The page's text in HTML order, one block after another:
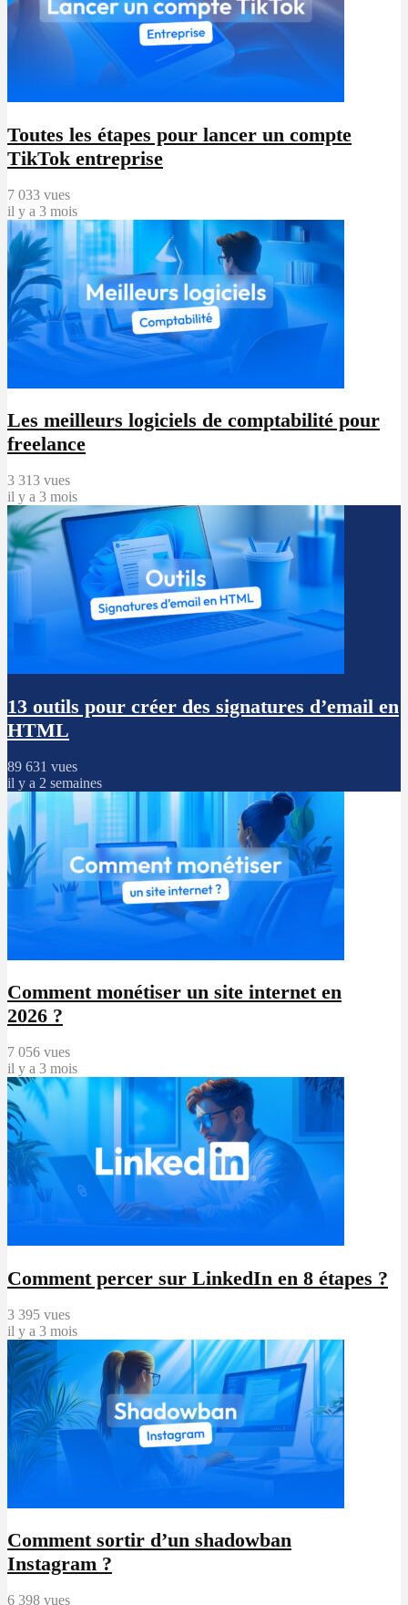
Toutes les étapes pour lancer un compte
TikTok entreprise
7 033 vues
il y a 3 mois
Les meilleurs logiciels de comptabilité pour
freelance
3 313 vues
il y a 3 mois
13 outils pour créer des signatures d’email en
HTML
89 631 vues
il y a 2 semaines
Comment monétiser un site internet en
2026 ?
7 056 vues
il y a 3 mois
Comment percer sur LinkedIn en 8 étapes ?
3 395 vues
il y a 3 mois
Comment sortir d’un shadowban
Instagram ?
6 398 vues